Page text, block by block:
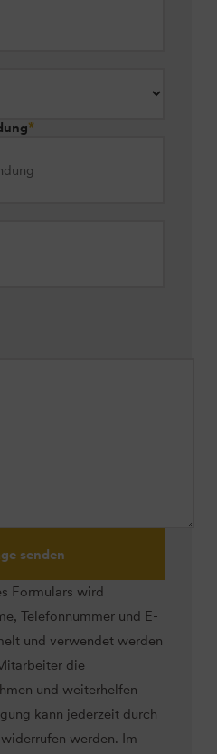
*
senden
Formulars wird
Telefonnummer und E-
und verwendet werden
die
und weiterhelfen
kann jederzeit durch
werden. Im